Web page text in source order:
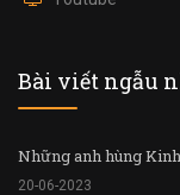
Bài viết ngẫu
Những anh hùng
20-06-2023